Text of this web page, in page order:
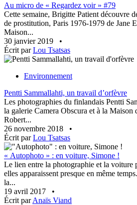
Au micro de « Regardez voir » #79
Cette semaine, Brigitte Patient découvre
de prostitution, Paris 1976-1979 de Jane
Maison...
30 janvier 2019
•
Écrit parLou Tsatsas
Environnement
Pentti Sammallahti, un travail d’orfèvre
Les photographies du finlandais Pentti
la galerie Camera Obscura et à la Maison
Robert...
26 novembre 2018
•
Écrit parLou Tsatsas
« Autophoto » : en voiture, Simone !
Le lien entre la photographie et la voiture
elles apparaissent presque en même
la...
19 avril 2017
•
Écrit parAnaïs Viand